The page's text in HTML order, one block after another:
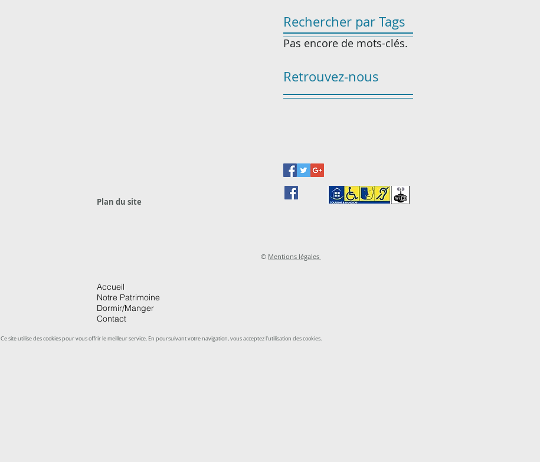
Rechercher par Tags
Pas encore de mots-clés.
Retrouvez-nous
Plan du site
© Mentions légales
Accueil
Notre Patrimoine
Dormir/Manger
Contact
Ce site utilise des cookies pour vous offrir le meilleur service. En poursuivant votre navigation, vous acceptez l'utilisation des cookies.